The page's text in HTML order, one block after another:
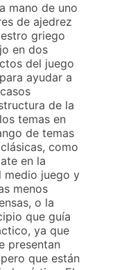
mano de uno
de ajedrez
griego
en dos
del juego
ayudar a
de la
temas en
de temas
como
en la
medio juego y
menos
o la
que guía
ya que
presentan
que están